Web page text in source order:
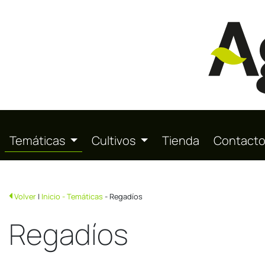
Temáticas Cultivos Tienda
Volver | Inicio - Temáticas - Regadíos
Regadíos